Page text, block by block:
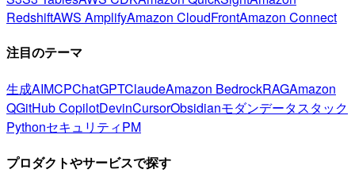
RedshiftAWS AmplifyAmazon CloudFrontAmazon Connect
注目のテーマ
生成AIMCPChatGPTClaudeAmazon BedrockRAGAmazon
QGitHub CopilotDevinCursorObsidianモダンデータスタック
PythonセキュリティPM
プロダクトやサービスで探す